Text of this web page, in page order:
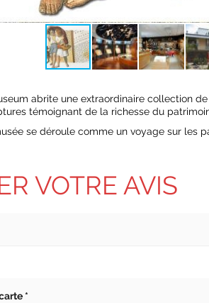
abrite une extraordinaire collection
témoignant de la richesse du
se déroule comme un voyage sur les
VOTRE AVIS
*